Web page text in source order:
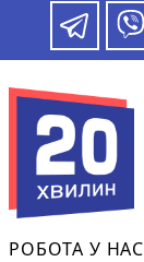
РОБОТА У НАС